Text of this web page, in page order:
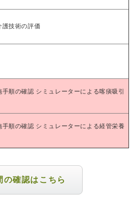
護技術の評価
順の確認 シミュレーターによる喀痰吸引
順の確認 シミュレーターによる経管栄養
の確認はこちら